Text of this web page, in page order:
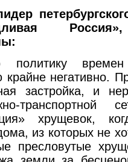
политику
негативно.
застройка, и
транспортной
хрущевок,
из которых не
пресловутые